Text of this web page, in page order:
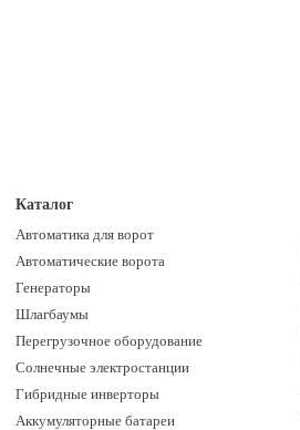
Каталог
Автоматика для ворот
Автоматические ворота
Генераторы
Шлагбаумы
Перегрузочное оборудование
Солнечные электростанции
Гибридные инверторы
Аккумуляторные батареи